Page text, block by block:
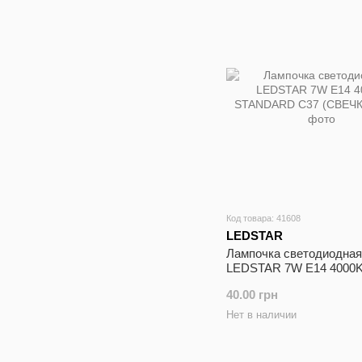
Код товара: 41608
LEDSTAR
Лампочка cветодиодная
LEDSTAR 7W E14 4000K
40.00 грн
Нет в наличии